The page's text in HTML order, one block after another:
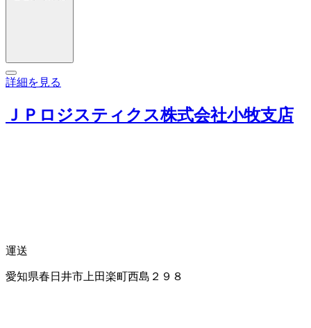
詳細を見る
ＪＰロジスティクス株式会社小牧支店
運送
愛知県春日井市上田楽町西島２９８